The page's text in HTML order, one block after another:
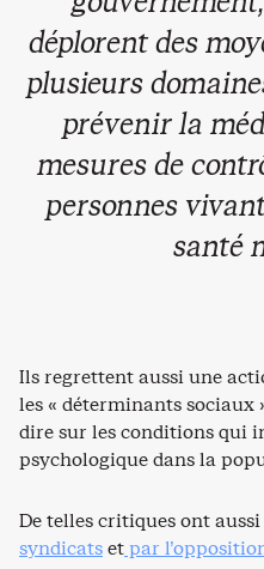
déplorent des
plusieurs
prévenir la
mesures de
personnes
santé
Ils regrettent aussi une
les « déterminants sociaux
dire sur les conditions qui
psychologique dans la
De telles critiques ont
syndicatsetpar